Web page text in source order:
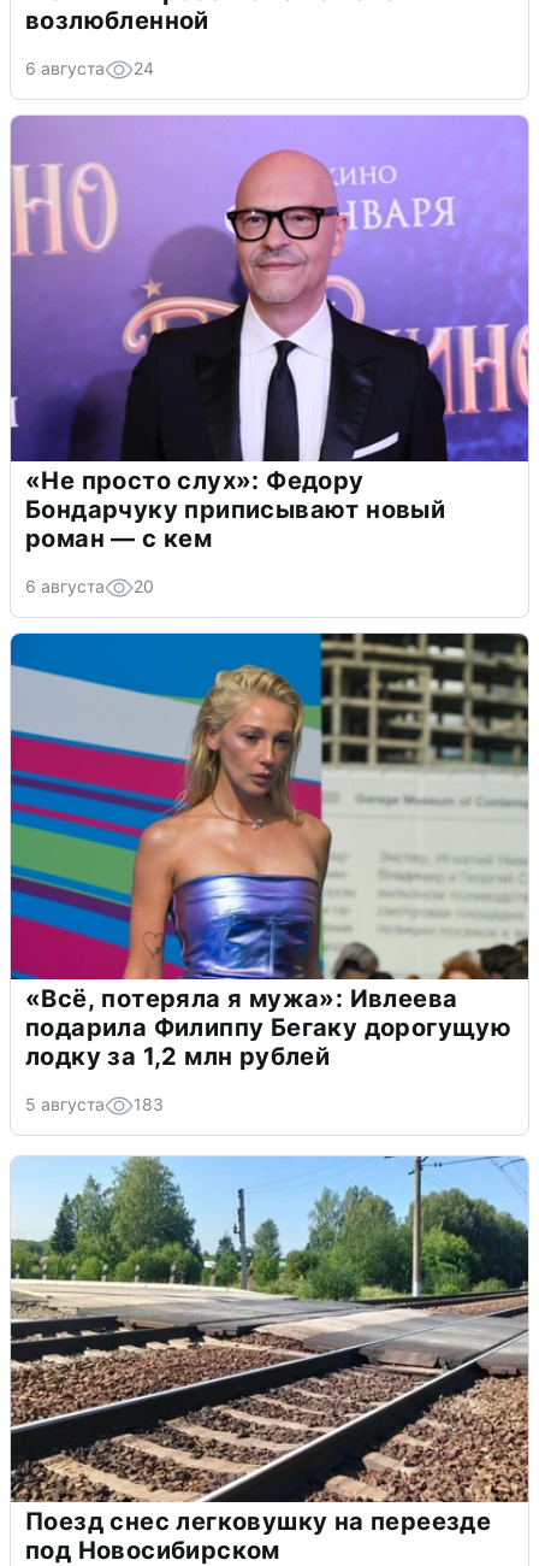
возлюбленной
6 августа 24
«Не просто слух»: Федору
Бондарчуку приписывают новый
роман — с кем
6 августа 20
«Всё, потеряла я мужа»: Ивлеева
подарила Филиппу Бегаку дорогущую
лодку за 1,2 млн рублей
5 августа 183
Поезд снес легковушку на переезде
под Новосибирском